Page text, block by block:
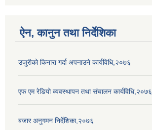
ऐन, कानुन तथा निर्देशिका
उजुरीको किनारा गर्दा अपनाउने कार्यविधि,२०७६
एफ एम रेडियो व्यवस्थापन तथा संचालन कार्यविधि,२०७६
बजार अनुगमन निर्देशिका,२०७६